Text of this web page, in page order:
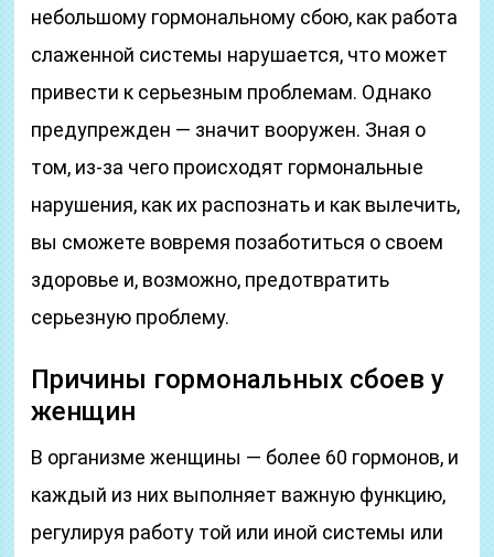
небольшому гормональному сбою, как работа
слаженной системы нарушается, что может
привести к серьезным проблемам. Однако
предупрежден — значит вооружен. Зная о
том, из-за чего происходят гормональные
нарушения, как их распознать и как вылечить,
вы сможете вовремя позаботиться о своем
здоровье и, возможно, предотвратить
серьезную проблему.
Причины гормональных сбоев у
женщин
В организме женщины — более 60 гормонов, и
каждый из них выполняет важную функцию,
регулируя работу той или иной системы или